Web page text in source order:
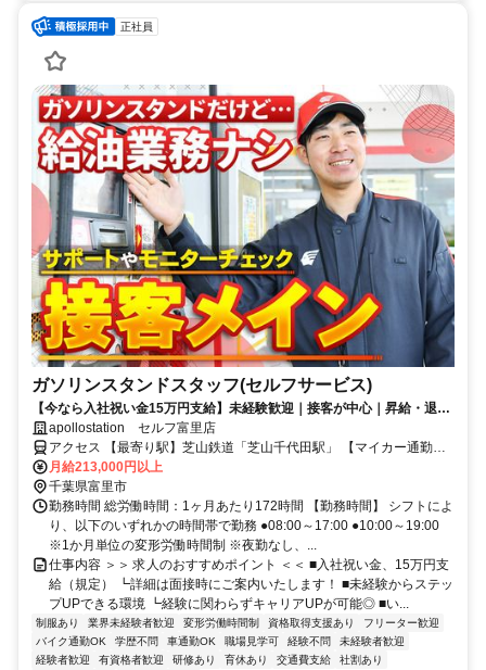
正社員
ガソリンスタンドスタッフ(セルフサービス)
【今なら入社祝い金15万円支給】未経験歓迎｜接客が中心｜昇給・退職
金・各種手当が充実｜乙4資格をお持ちの方必見
apollostation セルフ富里店
アクセス 【最寄り駅】芝山鉄道「芝山千代田駅」 【マイカー通勤
OK】「御料」交差点スグ ◎駐車場あり
月給213,000円以上
千葉県富里市
勤務時間 総労働時間：1ヶ月あたり172時間 【勤務時間】 シフトによ
り、以下のいずれかの時間帯で勤務 ●08:00～17:00 ●10:00～19:00
※1か月単位の変形労働時間制 ※夜勤なし、...
仕事内容 ＞＞ 求人のおすすめポイント ＜＜ ■入社祝い金、15万円支
給（規定） ┗詳細は面接時にご案内いたします！ ■未経験からステッ
プUPできる環境 ┗経験に関わらずキャリアUPが可能◎ ■い...
制服あり 業界未経験者歓迎 変形労働時間制 資格取得支援あり
フリーター歓迎
バイク通勤OK
学歴不問 車通勤OK 職場見学可 経験不問
未経験者歓迎
経験者歓迎
有資格者歓迎 研修あり 育休あり 交通費支給
社割あり